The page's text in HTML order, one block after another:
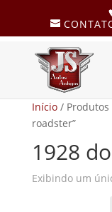
Início/ Produtos
roadster”
1928
Exibindo um